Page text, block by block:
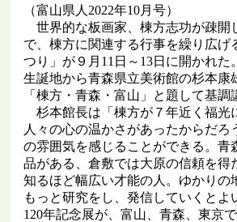
（富山県人2022年10月号）
世界的な板画家、棟方志功が疎開
で、棟方に関連する行事を繰り広げ
つり」が９月11日～13日に開かれた
生誕地から青森県立美術館の杉本康
「棟方・青森・富山」と題して基調
杉本館長は「棟方が７年近く福光
人々の心の温かさがあったからだろ
の雰囲気を感じることができる。青
品がある、倉敷では大原の信頼を得
知るほど幅広い才能の人。ゆかりの
もっと研究をし、発信していくとよ
120年記念展が、富山、青森、東京